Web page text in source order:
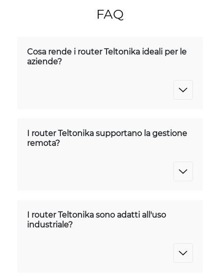
FAQ
Cosa rende i router Teltonika ideali per le
aziende?
I router Teltonika supportano la gestione
remota?
I router Teltonika sono adatti all'uso
industriale?